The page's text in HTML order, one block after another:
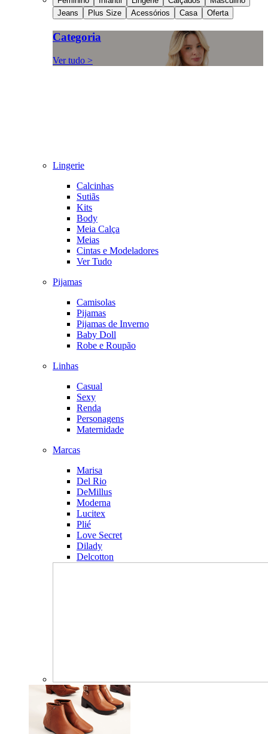
Jeans
Plus Size Acessórios Casa Oferta
Categoria
Ver tudo >
Lingerie
Calcinhas
Sutiãs
Kits
Body
Meia Calça
Meias
Cintas e Modeladores
Ver Tudo
Pijamas
Camisolas
Pijamas
Pijamas de Inverno
Baby Doll
Robe e Roupão
Linhas
Casual
Sexy
Renda
Personagens
Maternidade
Marcas
Marisa
Del Rio
DeMillus
Moderna
Lucitex
Plié
Love Secret
Dilady
Delcotton